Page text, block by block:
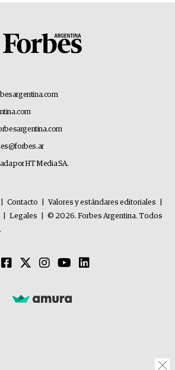
por HT Media SA.
Contacto Valores y estándares editoriales
Legales
© 2026. Forbes Argentina. Todos